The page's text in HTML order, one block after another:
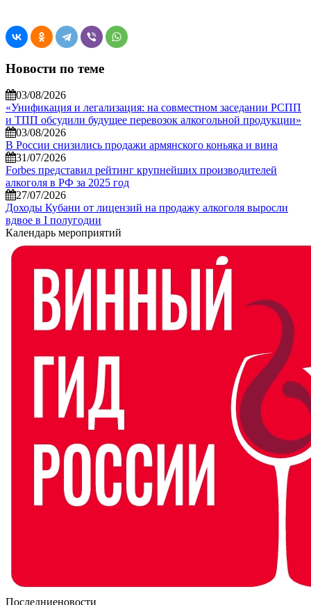
Новости по теме
03/08/2026
«Унификация и легализация: на совместном заседании РСПП
и ТПП обсудили будущее перевозок алкогольной продукции»
03/08/2026
В России снизились продажи армянского коньяка и вина
31/07/2026
Forbes представил рейтинг крупнейших производителей
алкоголя в РФ за 2025 год
27/07/2026
Доходы Кубани от лицензий на продажу алкоголя выросли
вдвое в I полугодии
Календарь мероприятий
Последниеновости